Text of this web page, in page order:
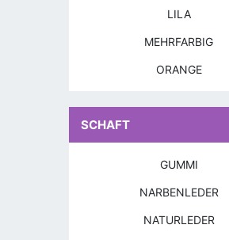
LILA
MEHRFARBIG
ORANGE
SCHAFT
GUMMI
NARBENLEDER
NATURLEDER